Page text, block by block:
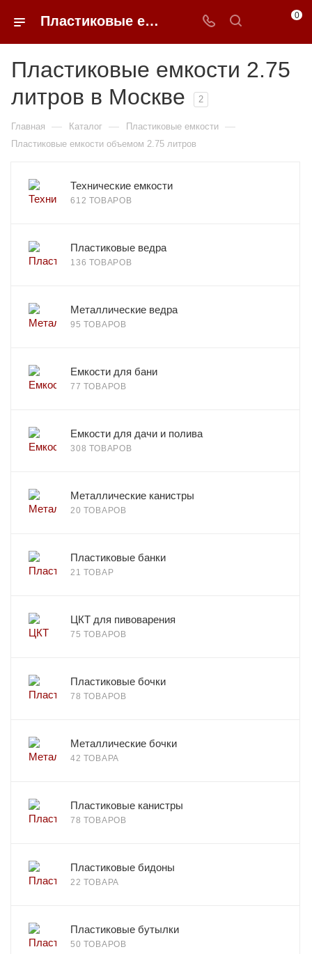
Пластиковые емкости 2.75 литров в Москве 0
Пластиковые емкости 2.75
литров в Москве
2
Главная — Каталог — Пластиковые емкости —
Пластиковые емкости объемом 2.75 литров
Технические емкости
612 ТОВАРОВ
Пластиковые ведра
136 ТОВАРОВ
Металлические ведра
95 ТОВАРОВ
Емкости для бани
77 ТОВАРОВ
Емкости для дачи и полива
308 ТОВАРОВ
Металлические канистры
20 ТОВАРОВ
Пластиковые банки
21 ТОВАР
ЦКТ для пивоварения
75 ТОВАРОВ
Пластиковые бочки
78 ТОВАРОВ
Металлические бочки
42 ТОВАРА
Пластиковые канистры
78 ТОВАРОВ
Пластиковые бидоны
22 ТОВАРА
Пластиковые бутылки
50 ТОВАРОВ